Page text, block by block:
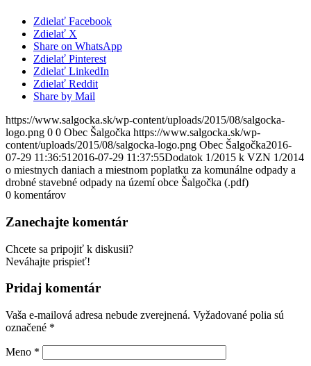
Zdielať Facebook
Zdielať X
Share on WhatsApp
Zdielať Pinterest
Zdielať LinkedIn
Zdielať Reddit
Share by Mail
https://www.salgocka.sk/wp-content/uploads/2015/08/salgocka-
logo.png 0 0 Obec Šalgočka https://www.salgocka.sk/wp-
content/uploads/2015/08/salgocka-logo.png Obec Šalgočka2016-
07-29 11:36:51 2016-07-29 11:37:55Dodatok 1/2015 k VZN 1/2014
o miestnych daniach a miestnom poplatku za komunálne odpady a
drobné stavebné odpady na území obce Šalgočka (.pdf)
0 komentárov
Zanechajte komentár
Chcete sa pripojiť k diskusii?
Neváhajte prispieť!
Pridaj komentár
Vaša e-mailová adresa nebude zverejnená. Vyžadované polia sú
označené *
Meno *